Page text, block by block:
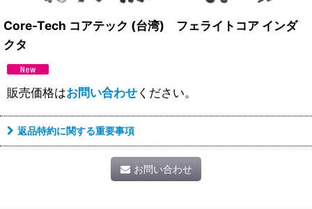
Core-Tech コアテック (台湾) フェライトコア インダ
クタ
販売価格はお問い合わせください。
返品特約に関する重要事項
お問い合わせ